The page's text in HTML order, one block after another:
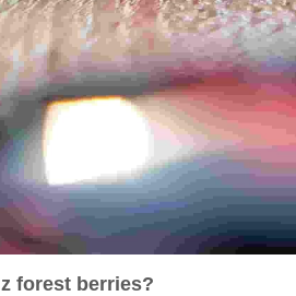
zforest berries?